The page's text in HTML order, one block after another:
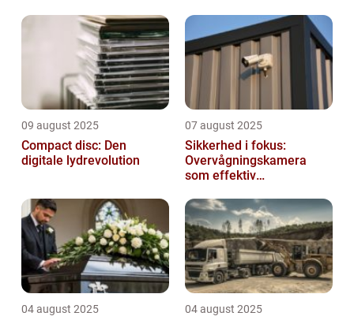
09 august 2025
Compact disc: Den
digitale lydrevolution
07 august 2025
Sikkerhed i fokus:
Overvågningskamera
som effektiv
04 august 2025 04 august 2025